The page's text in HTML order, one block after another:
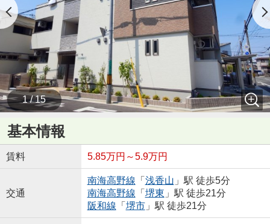
1 / 15
基本情報
賃料 5.85万円～5.9万円
交通
南海高野線 「 浅香山 」駅 徒歩5分
南海高野線 「 堺東 」駅 徒歩21分
阪和線 「 堺市」駅 徒歩21分